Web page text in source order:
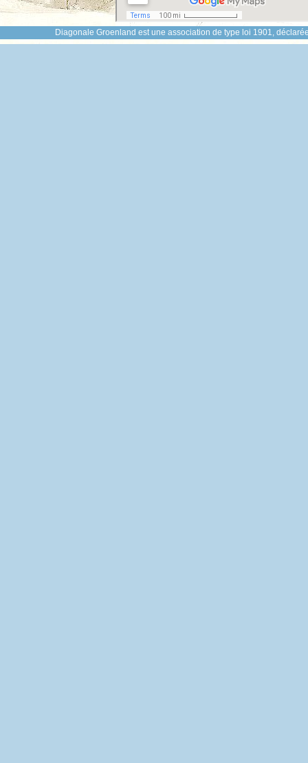
Diagonale Groenland est une association de type loi 1901,